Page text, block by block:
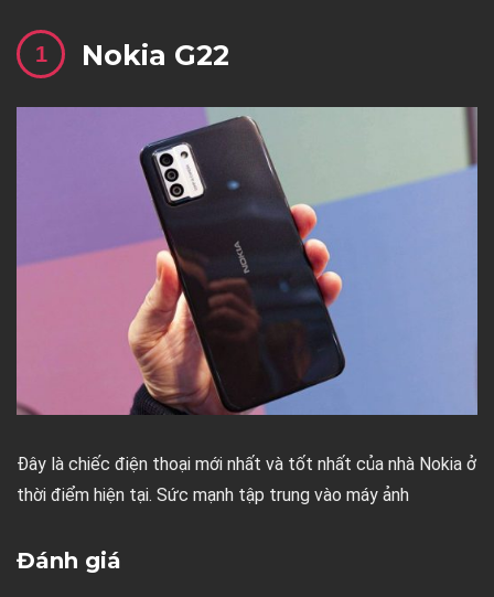
Nokia G22
Đây là chiếc điện thoại mới nhất và tốt nhất của nhà Nokia ở
thời điểm hiện tại. Sức mạnh tập trung vào máy ảnh
Đánh giá